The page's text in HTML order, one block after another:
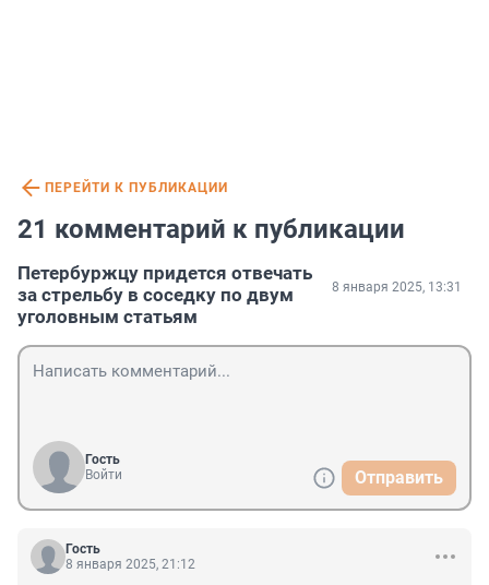
ПЕРЕЙТИ К ПУБЛИКАЦИИ
21 комментарий к публикации
Петербуржцу придется отвечать
за стрельбу в соседку по двум
уголовным статьям
8 января 2025, 13:31
Гость
Войти
Отправить
Гость
8 января 2025, 21:12